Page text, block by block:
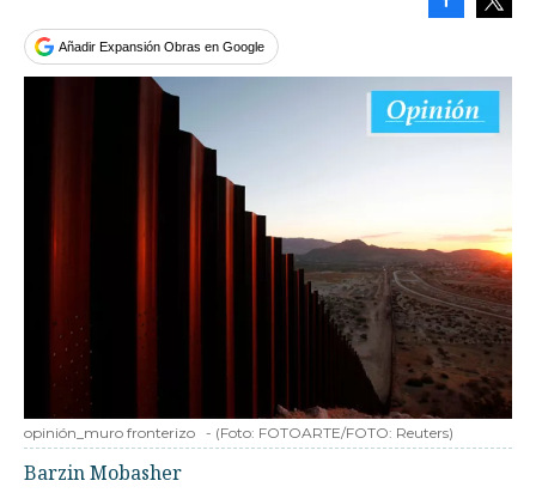
Añadir Expansión Obras en Google
opinión_muro fronterizo - (Foto: FOTOARTE/FOTO: Reuters)
Barzin Mobasher